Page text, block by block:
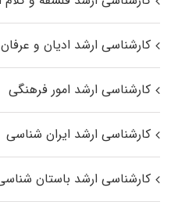
کارشناسی ارشد ادیان و
کارشناسی ارشد امور فرهنگی
کارشناسی ارشد ایران شناسی
کارشناسی ارشد باستان